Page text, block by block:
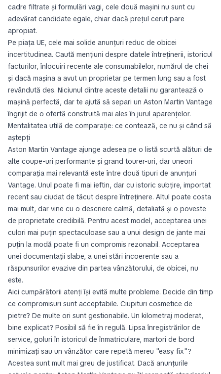
cadre filtrate și formulări vagi, cele două mașini nu sunt cu
adevărat candidate egale, chiar dacă prețul cerut pare
apropiat.
Pe piața UE, cele mai solide anunțuri reduc de obicei
incertitudinea. Caută mențiuni despre datele întreținerii, istoricul
facturilor, înlocuiri recente ale consumabilelor, numărul de chei
și dacă mașina a avut un proprietar pe termen lung sau a fost
revândută des. Niciunul dintre aceste detalii nu garantează o
mașină perfectă, dar te ajută să separi un Aston Martin Vantage
îngrijit de o ofertă construită mai ales în jurul aparențelor.
Mentalitatea utilă de comparație: ce contează, ce nu și când să
aștepți
Aston Martin Vantage ajunge adesea pe o listă scurtă alături de
alte coupe-uri performante și grand tourer-uri, dar uneori
comparația mai relevantă este între două tipuri de anunțuri
Vantage. Unul poate fi mai ieftin, dar cu istoric subțire, importat
recent sau ciudat de tăcut despre întreținere. Altul poate costa
mai mult, dar vine cu o descriere calmă, detaliată și o poveste
de proprietate credibilă. Pentru acest model, acceptarea unei
culori mai puțin spectaculoase sau a unui design de jante mai
puțin la modă poate fi un compromis rezonabil. Acceptarea
unei documentații slabe, a unei stări incoerente sau a
răspunsurilor evazive din partea vânzătorului, de obicei, nu
este.
Aici cumpărătorii atenți își evită multe probleme. Decide din timp
ce compromisuri sunt acceptabile. Ciupituri cosmetice de
pietre? De multe ori sunt gestionabile. Un kilometraj moderat,
bine explicat? Posibil să fie în regulă. Lipsa înregistrărilor de
service, goluri în istoricul de înmatriculare, martori de bord
minimizați sau un vânzător care repetă mereu "easy fix"?
Acestea sunt mult mai greu de justificat. Dacă anunțurile